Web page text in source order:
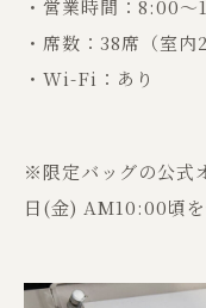
・営業時間：8:00
・席数：38席（室内
・Wi-Fi：あり
※限定バッグの公式
日(金) AM10:00頃を